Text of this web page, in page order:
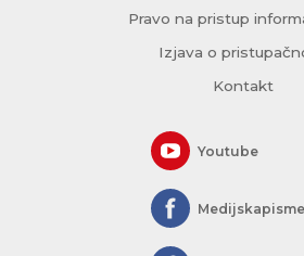
Pravo na pristup
Izjava o
Kontakt
Youtube